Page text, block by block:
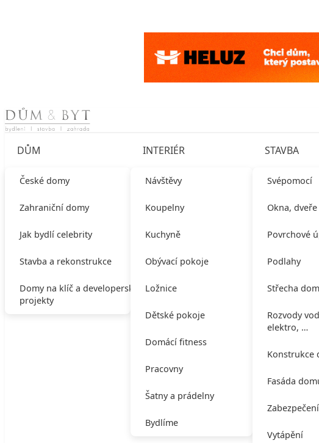
Skip to content
DŮM
České domy
Zahraniční domy
Jak bydlí celebrity
Stavba a rekonstrukce
Domy na klíč a developerské
projekty
INTERIÉR
Návštěvy
Koupelny
Kuchyně
Obývací pokoje
Ložnice
Dětské pokoje
Domácí fitness
Pracovny
Šatny a prádelny
Bydlíme
STAVBA
Svépomocí
Okna, dveře
Povrchové
Podlahy
Střecha
Rozvody
elektro, …
Konstrukce
Fasáda
Zabezpečení
Vytápění